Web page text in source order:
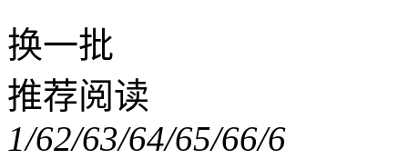
换一批
推荐阅读
1/62/63/64/65/66/6